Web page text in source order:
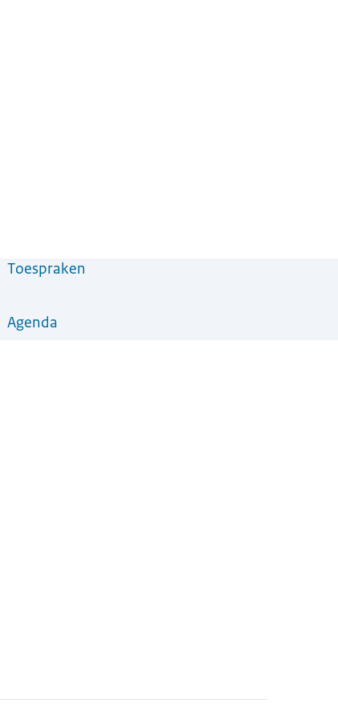
Toespraken
Agenda